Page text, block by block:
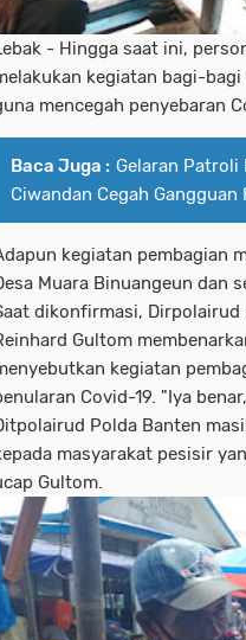
- Hingga saat ini,
kegiatan bagi-
mencegah penyebaran
Baca Juga : Gelaran Patroli
Ciwandan Cegah
kegiatan pembagian
Muara Binuangeun dan
dikonfirmasi, Dirpolairud
Gultom
kegiatan
Covid-19. "Iya
Polda Banten
masyarakat pesisir
Gultom.